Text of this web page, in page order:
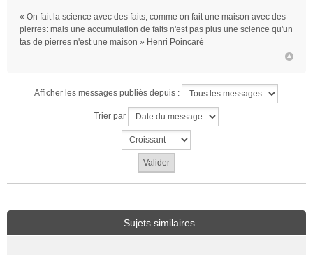
« On fait la science avec des faits, comme on fait une maison avec des
pierres: mais une accumulation de faits n'est pas plus une science qu'un
tas de pierres n'est une maison » Henri Poincaré
Afficher les messages publiés depuis :
Trier par
Sujets similaires